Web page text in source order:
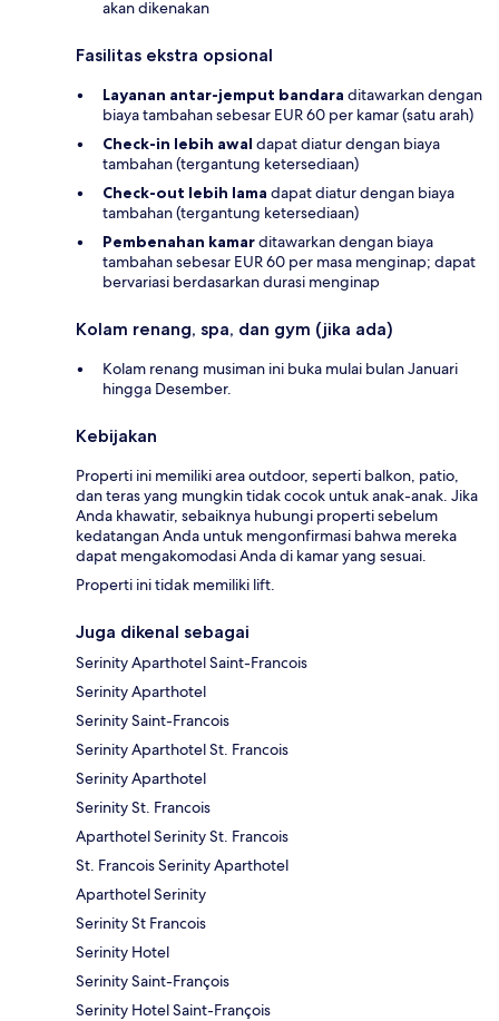
akan dikenakan
Fasilitas ekstra opsional
Layanan antar-jemput bandara ditawarkan dengan
biaya tambahan sebesar EUR 60 per kamar (satu arah)
Check-in lebih awal dapat diatur dengan biaya
tambahan (tergantung ketersediaan)
Check-out lebih lama dapat diatur dengan biaya
tambahan (tergantung ketersediaan)
Pembenahan kamarditawarkan dengan biaya
tambahan sebesar EUR 60 per masa menginap; dapat
bervariasi berdasarkan durasi menginap
Kolam renang, spa, dan gym (jika ada)
Kolam renang musiman ini buka mulai bulan Januari
hingga Desember.
Kebijakan
Properti ini memiliki area outdoor, seperti balkon, patio,
dan teras yang mungkin tidak cocok untuk anak-anak. Jika
Anda khawatir, sebaiknya hubungi properti sebelum
kedatangan Anda untuk mengonfirmasi bahwa mereka
dapat mengakomodasi Anda di kamar yang sesuai.
Properti ini tidak memiliki lift.
Juga dikenal sebagai
Serinity Aparthotel Saint-Francois
Serinity Aparthotel
Serinity Saint-Francois
Serinity Aparthotel St. Francois
Serinity Aparthotel
Serinity St. Francois
Aparthotel Serinity St. Francois
St. Francois Serinity Aparthotel
Aparthotel Serinity
Serinity St Francois
Serinity Hotel
Serinity Saint-François
Serinity Hotel Saint-François